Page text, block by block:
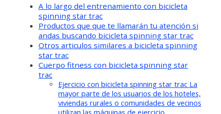
A lo largo del entrenamiento con bicicleta
spinning star trac
Productos que que te llamarán tu atención si
andas buscando bicicleta spinning star trac
Otros articulos similares a bicicleta spinning
star trac
Cuerpo fitness con bicicleta spinning star
trac
Ejercicio con bicicleta spinning star trac La
mayor parte de los usuarios de los hoteles,
viviendas rurales o comunidades de vecinos